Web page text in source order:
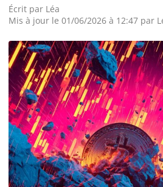
Écrit par Léa
Mis à jour le 01/06/2026 à 12:47 par